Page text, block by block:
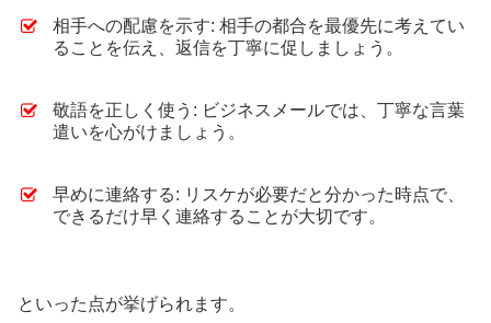
相手への配慮を示す: 相手の都合を最優先に考えてい
ることを伝え、返信を丁寧に促しましょう。
敬語を正しく使う: ビジネスメールでは、丁寧な言葉
遣いを心がけましょう。
早めに連絡する: リスケが必要だと分かった時点で、
できるだけ早く連絡することが大切です。
といった点が挙げられます。